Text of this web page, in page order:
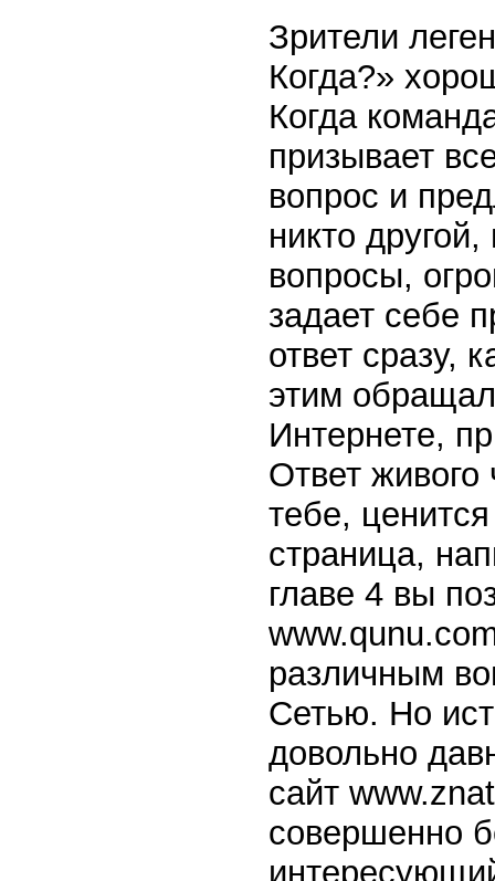
Зрители
Когда?»
Когда
призывает
вопрос и
никто
вопросы,
задает себе
ответ сразу,
этим
Интернете,
Ответ
тебе,
страница,
главе 4 вы
различным
Сетью. Но
довольно
сайт
совершенно